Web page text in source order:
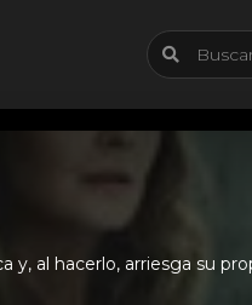
al hacerlo, arriesga su